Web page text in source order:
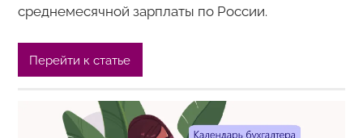
среднемесячной зарплаты по России.
Перейти к статье